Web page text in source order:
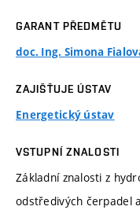
GARANT PŘEDMĚTU
doc. Ing. Simona
ZAJIŠŤUJE ÚSTAV
Energetický ústav
VSTUPNÍ ZNALOSTI
Základní znalosti z
odstředivých čerpadel